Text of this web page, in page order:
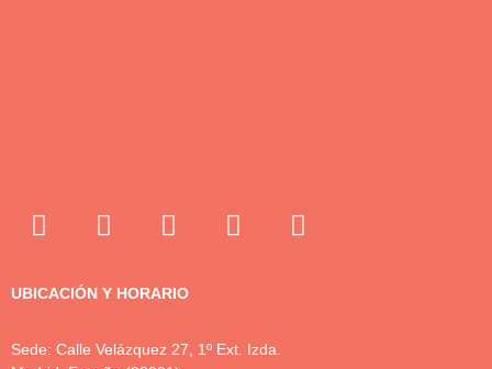
UBICACIÓN Y HORARIO
Sede: Calle Velázquez 27, 1º Ext. Izda.